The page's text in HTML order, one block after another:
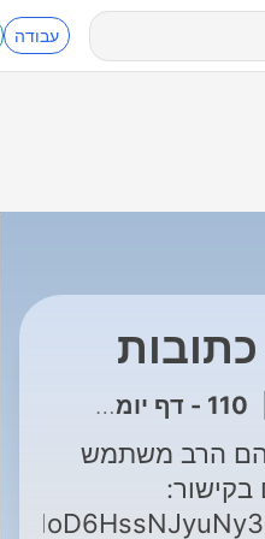
עבודה
כתובות
110 - דף יומי | מסכת כתובות | דף קיב
הרב משתמש
בקישור: